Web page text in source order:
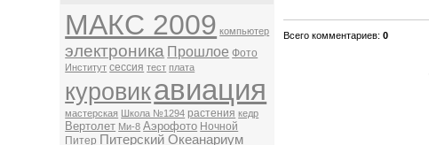
МАКС 2009 компьютер
электроника Прошлое Фото
Институт сессия тест плата
куровикавиация
мастерская Школа №1294 растения кедр
Вертолет Ми-8 Аэрофото Ночной
Питер Питерский Океанариум
Всего комментариев:0